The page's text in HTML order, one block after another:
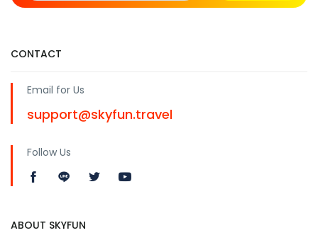
CONTACT
Email for Us
support@skyfun.travel
Follow Us
ABOUT SKYFUN